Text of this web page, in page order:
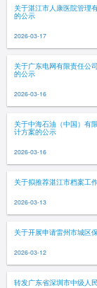
关于湛江市人康医院管理
的公示
2026-03-17
关于广东电网有限责任公
的公示
2026-03-16
关于中海石油（中国）有
计方案的公示
2026-03-16
关于拟推荐湛江市档案工
2026-03-13
关于开展申请雷州市城区
2026-03-12
转发广东省深圳市中级人